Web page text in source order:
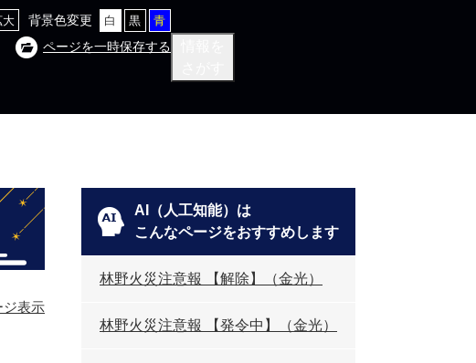
大 背景色変更 白 黒 青
ページを一時保存する
ジ表示
AI（人工知能）は
こんなページをおすすめします
林野火災注意報 【解除】（金光）
林野火災注意報 【発令中】（金光）